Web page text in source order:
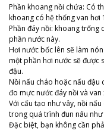
Phần khoang nồi chứa: Có
khoang có hệ thống van hơi
Phần đáy nồi: khoang trống
phần nước này.
Hơi nước bốc lên sẽ làm
một phần hơi nước sẽ được
đậu.
Nồi nấu cháo hoặc nấu đậu
đo mực nước đáy nồi và
Với cấu tạo như vây, nồi
trong quá trình đun nấu
Đặc biệt, bạn không cần